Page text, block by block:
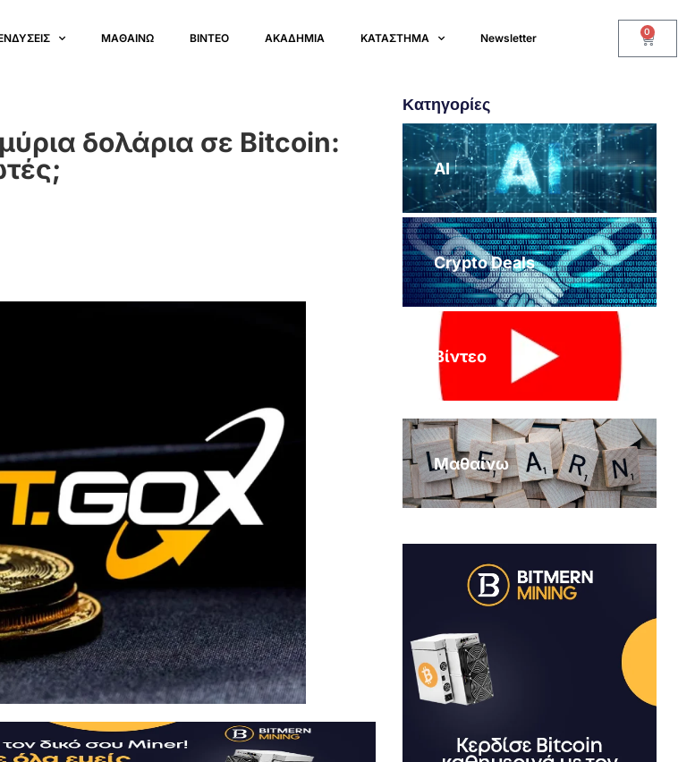
ΜΑΘΑΙΝΩ ΒΙΝΤΕΟ ΑΚΑΔΗΜΙΑ ΚΑΤΑΣΤΗΜΑ Newsletter 0
δολάρια σε Bitcoin:
Κατηγορίες
AI
Crypto Deals
Βίντεο
Μαθαίνω